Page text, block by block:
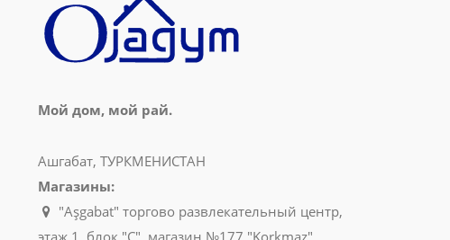
Мой дом, мой рай.
Ашгабат, ТУРКМЕНИСТАН
Магазины:
"Aşgabat" торгово развлекательный центр,
этаж 1, блок "C", магазин №177 "Korkmaz"